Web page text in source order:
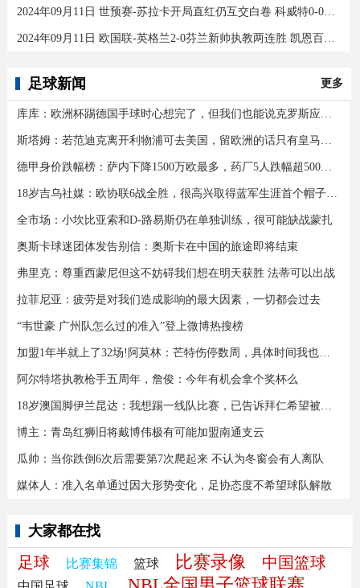
2024年09月11日 世预赛-苏拉卡开局直红仍互交白卷 科威特0-0伊拉克
2024年09月11日 欧国联-英格兰2-0芬兰新帅执教两连胜 凯恩百场里程碑双响
足球新闻 更多
库库：欧洲杯踢德国手球时心想完了，但我们也能说克罗斯应被罚下
斯塔姆：若范迪克离开利物浦可去美国，留欧洲的话只有皇马可行
德甲身价跌幅榜：萨内下降1500万欧最多，药厂5人跌幅超500万欧
18岁吉乌社媒：欧协联6战全胜，很高兴取得蓝军生涯首个帽子戏法
全市场：小坎比亚索和D-路易斯仍在单独训练，很可能缺战蒙扎
奥斯卡球迷团体发告别信：奥斯卡在中国的旅途即将结束
弗里克：尊重西蒙尼但这不妨碍我们想在明天获胜 法蒂可以出战
拉菲尼亚：疲劳是对我们造成影响的最大因素，一切都会过去
“韦世豪 广州队怎么过的准入”登上微博热搜榜
加盟1年半就上了32场!阿莫林：芒特伤停数周，具体时间我也不知道
阿尔特塔执教枪手五周年，詹俊：今年有机会拿个奖杯么 ​​​
18岁澳国脚伊兰昆达：我想踢一线队比赛，已告诉拜仁希望被外租
博主：青岛红狮旧将戴博伟极有可能加盟南通支云
瓜帅：当你跌倒6次后需要第7次爬起来 不认为冬窗会有人离队
媒体人：准入名单通过因大形势变化，足协态度不希望球队解散
大家都在找
足球 比赛集锦 篮球 比赛录像 中国篮球